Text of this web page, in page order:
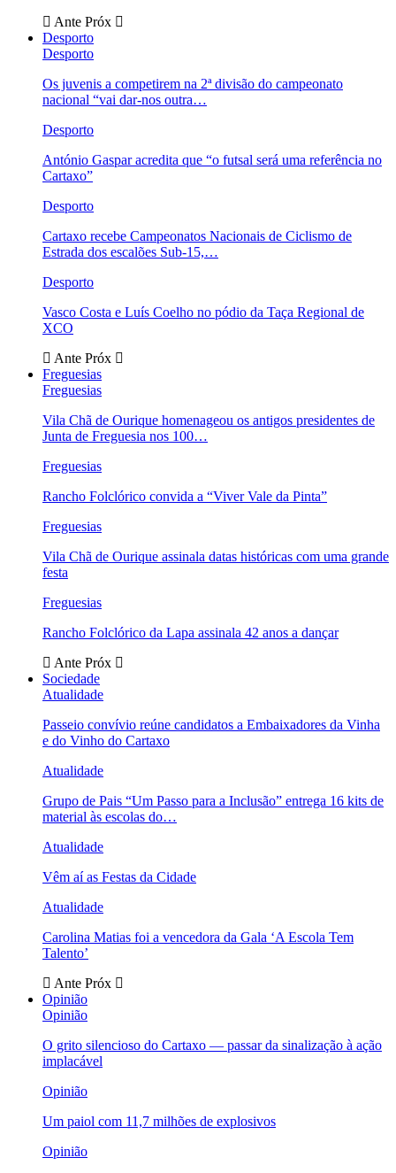
Ante Próx
Desporto
Desporto
Os juvenis a competirem na 2ª divisão do campeonato
nacional “vai dar-nos outra…
Desporto
António Gaspar acredita que “o futsal será uma referência no
Cartaxo”
Desporto
Cartaxo recebe Campeonatos Nacionais de Ciclismo de
Estrada dos escalões Sub-15,…
Desporto
Vasco Costa e Luís Coelho no pódio da Taça Regional de
XCO
Ante Próx
Freguesias
Freguesias
Vila Chã de Ourique homenageou os antigos presidentes de
Junta de Freguesia nos 100…
Freguesias
Rancho Folclórico convida a “Viver Vale da Pinta”
Freguesias
Vila Chã de Ourique assinala datas históricas com uma grande
festa
Freguesias
Rancho Folclórico da Lapa assinala 42 anos a dançar
Ante Próx
Sociedade
Atualidade
Passeio convívio reúne candidatos a Embaixadores da Vinha
e do Vinho do Cartaxo
Atualidade
Grupo de Pais “Um Passo para a Inclusão” entrega 16 kits de
material às escolas do…
Atualidade
Vêm aí as Festas da Cidade
Atualidade
Carolina Matias foi a vencedora da Gala ‘A Escola Tem
Talento’
Ante Próx
Opinião
Opinião
O grito silencioso do Cartaxo — passar da sinalização à ação
implacável
Opinião
Um paiol com 11,7 milhões de explosivos
Opinião